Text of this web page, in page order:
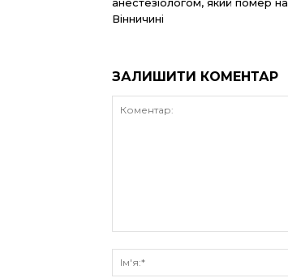
Вінничині
ЗАЛИШИТИ КОМЕНТАР